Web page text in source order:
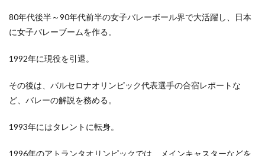
80年代後半～90年代前半の女子バレーボール界で大活躍し、日本
に女子バレーブームを作る。
1992年に現役を引退。
その後は、バルセロナオリンピック代表選手の合宿レポートな
ど、バレーの解説を務める。
1993年にはタレントに転身。
1996年のアトランタオリンピックでは、メインキャスターなどを